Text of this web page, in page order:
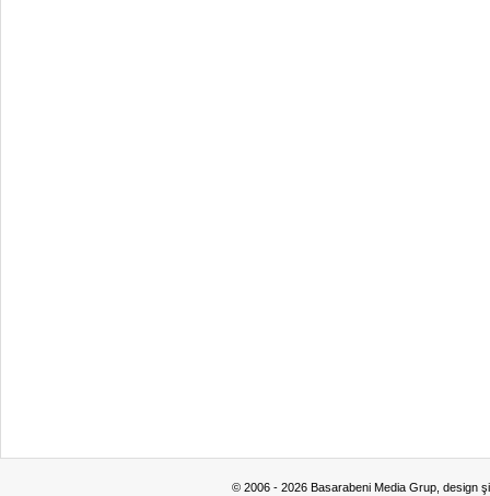
© 2006 - 2026 Basarabeni Media Grup, design